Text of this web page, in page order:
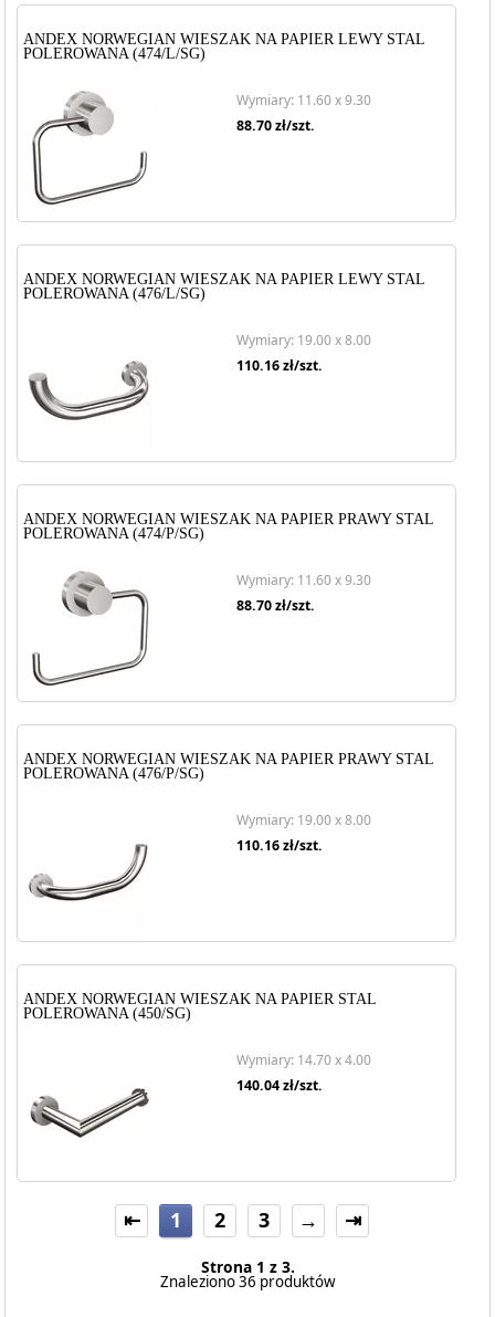
ANDEX NORWEGIAN WIESZAK NA PAPIER LEWY STAL
POLEROWANA (474/L/SG)
Wymiary: 11.60 x 9.30
88.70zł/szt.
ANDEX NORWEGIAN WIESZAK NA PAPIER LEWY STAL
POLEROWANA (476/L/SG)
Wymiary: 19.00 x 8.00
110.16zł/szt.
ANDEX NORWEGIAN WIESZAK NA PAPIER PRAWY STAL
POLEROWANA (474/P/SG)
Wymiary: 11.60 x 9.30
88.70zł/szt.
ANDEX NORWEGIAN WIESZAK NA PAPIER PRAWY STAL
POLEROWANA (476/P/SG)
Wymiary: 19.00 x 8.00
110.16zł/szt.
ANDEX NORWEGIAN WIESZAK NA PAPIER STAL
POLEROWANA (450/SG)
Wymiary: 14.70 x 4.00
140.04zł/szt.
⇤ 1 2 3 → ⇥
Strona 1 z 3.
Znaleziono 36 produktów